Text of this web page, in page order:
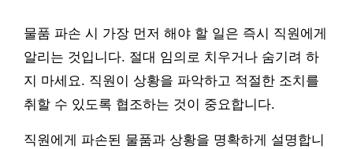
물품 파손 시 가장 먼저 해야 할 일은 즉시 직원에게
알리는 것입니다. 절대 임의로 치우거나 숨기려 하
지 마세요. 직원이 상황을 파악하고 적절한 조치를
취할 수 있도록 협조하는 것이 중요합니다.
직원에게 파손된 물품과 상황을 명확하게 설명합니